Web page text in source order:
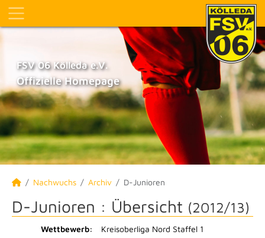
FSV 06 Kölleda e.V.
Offizielle Homepage
Nachwuchs Archiv D-Junioren
D-Junioren : Übersicht (2012/13)
Wettbewerb:
Kreisoberliga Nord Staffel 1